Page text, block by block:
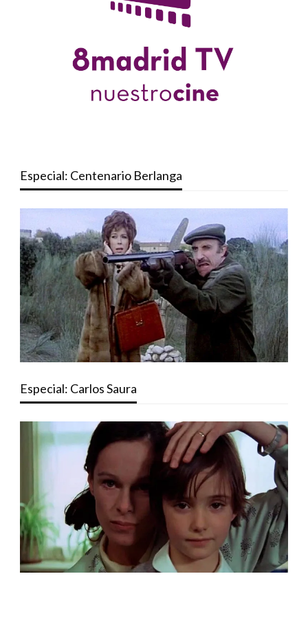
Especial: Centenario Berlanga
Especial: Carlos Saura